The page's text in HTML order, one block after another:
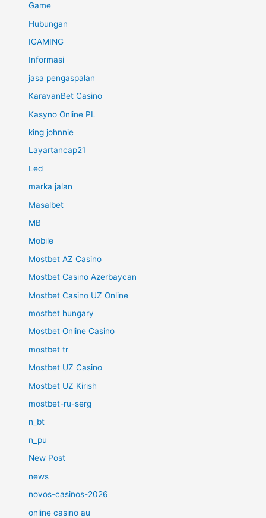
Game
Hubungan
IGAMING
Informasi
jasa pengaspalan
KaravanBet Casino
Kasyno Online PL
king johnnie
Layartancap21
Led
marka jalan
Masalbet
MB
Mobile
Mostbet AZ Casino
Mostbet Casino Azerbaycan
Mostbet Casino UZ Online
mostbet hungary
Mostbet Online Casino
mostbet tr
Mostbet UZ Casino
Mostbet UZ Kirish
mostbet-ru-serg
n_bt
n_pu
New Post
news
novos-casinos-2026
online casino au